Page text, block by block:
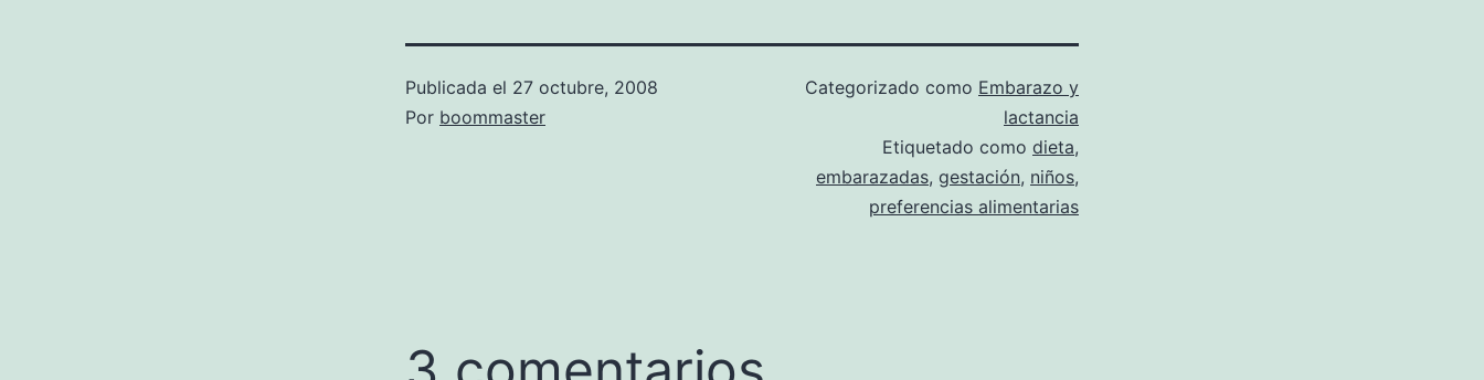
Publicada el 27 octubre, 2008
Por boommaster
Categorizado como Embarazo y
lactancia
Etiquetado como dieta,
embarazadas, gestación, niños,
preferencias alimentarias